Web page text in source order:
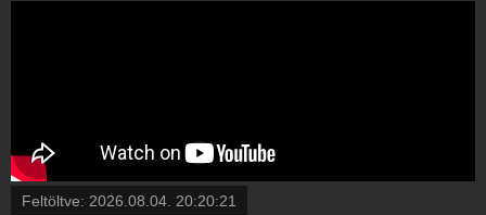
Feltöltve: 2026.08.04. 20:20:21